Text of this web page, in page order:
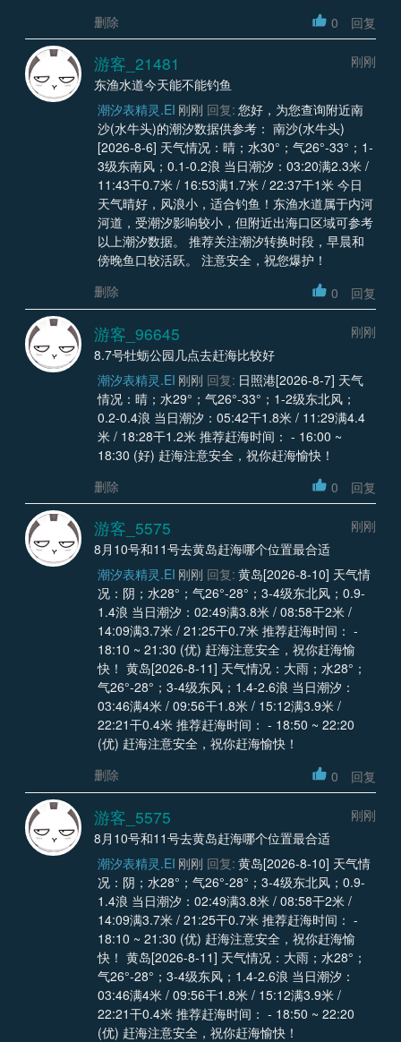
删除
0 回复
游客_21481
刚刚
东渔水道今天能不能钓鱼
潮汐表精灵.EI 刚刚 回复: 您好，为您查询附近南
沙(水牛头)的潮汐数据供参考： 南沙(水牛头)
[2026-8-6] 天气情况：晴；水30°；气26°-33°；1-
3级东南风；0.1-0.2浪 当日潮汐：03:20满2.3米 /
11:43干0.7米 / 16:53满1.7米 / 22:37干1米 今日
天气晴好，风浪小，适合钓鱼！东渔水道属于内河
河道，受潮汐影响较小，但附近出海口区域可参考
以上潮汐数据。 推荐关注潮汐转换时段，早晨和
傍晚鱼口较活跃。 注意安全，祝您爆护！
删除
0 回复
游客_96645
刚刚
8.7号牡蛎公园几点去赶海比较好
潮汐表精灵.EI 刚刚 回复: 日照港[2026-8-7] 天气
情况：晴；水29°；气26°-33°；1-2级东北风；
0.2-0.4浪 当日潮汐：05:42干1.8米 / 11:29满4.4
米 / 18:28干1.2米 推荐赶海时间： - 16:00 ~
18:30 (好) 赶海注意安全，祝你赶海愉快！
删除
0 回复
游客_5575
刚刚
8月10号和11号去黄岛赶海哪个位置最合适
潮汐表精灵.EI 刚刚 回复: 黄岛[2026-8-10] 天气情
况：阴；水28°；气26°-28°；3-4级东北风；0.9-
1.4浪 当日潮汐：02:49满3.8米 / 08:58干2米 /
14:09满3.7米 / 21:25干0.7米 推荐赶海时间： -
18:10 ~ 21:30 (优) 赶海注意安全，祝你赶海愉
快！ 黄岛[2026-8-11] 天气情况：大雨；水28°；
气26°-28°；3-4级东风；1.4-2.6浪 当日潮汐：
03:46满4米 / 09:56干1.8米 / 15:12满3.9米 /
22:21干0.4米 推荐赶海时间： - 18:50 ~ 22:20
(优) 赶海注意安全，祝你赶海愉快！
删除
0 回复
游客_5575
刚刚
8月10号和11号去黄岛赶海哪个位置最合适
潮汐表精灵.EI 刚刚 回复: 黄岛[2026-8-10] 天气情
况：阴；水28°；气26°-28°；3-4级东北风；0.9-
1.4浪 当日潮汐：02:49满3.8米 / 08:58干2米 /
14:09满3.7米 / 21:25干0.7米 推荐赶海时间： -
18:10 ~ 21:30 (优) 赶海注意安全，祝你赶海愉
快！ 黄岛[2026-8-11] 天气情况：大雨；水28°；
气26°-28°；3-4级东风；1.4-2.6浪 当日潮汐：
03:46满4米 / 09:56干1.8米 / 15:12满3.9米 /
22:21干0.4米 推荐赶海时间： - 18:50 ~ 22:20
(优) 赶海注意安全，祝你赶海愉快！